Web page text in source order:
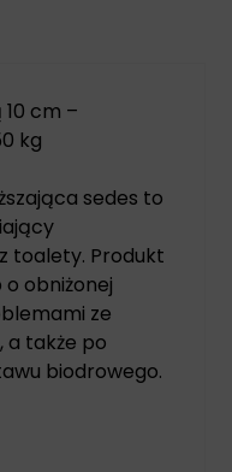
cm –
kg
sedes to
toalety. Produkt
obniżonej
ze
a także po
biodrowego.